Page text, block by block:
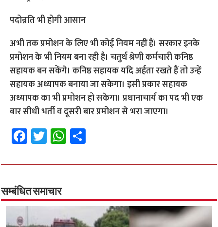
पदोन्नति भी होगी आसान
अभी तक प्रमोशन के लिए भी कोई नियम नहीं हैं। सरकार इनके
प्रमोशन के भी नियम बना रही है। चतुर्थ श्रेणी कर्मचारी कनिष्ठ
सहायक बन सकेंगे। कनिष्ठ सहायक यदि अर्हता रखते हैं तो उन्हें
सहायक अध्यापक बनाया जा सकेगा। इसी प्रकार सहायक
अध्यापक का भी प्रमोशन हो सकेगा। प्रधानाचार्य का पद भी एक
बार सीधी भर्ती व दूसरी बार प्रमोशन से भरा जाएगा।
Fa
ce
b
o
o
k
T
wi
tt
er
W
h
at
p
p
ar
सम्बंधित समाचार